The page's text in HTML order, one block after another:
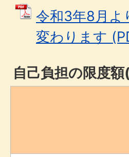
令和3年8月よ
変わります
自己負担の限度